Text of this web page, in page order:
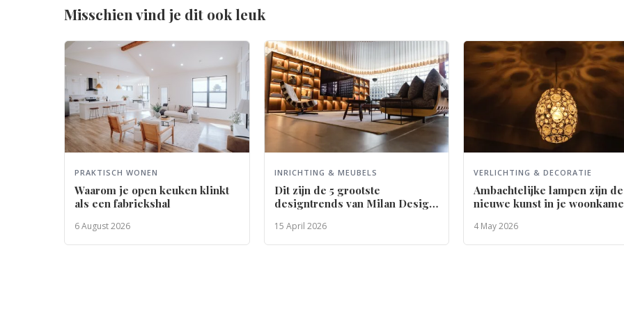
Misschien vind je dit ook leuk
PRAKTISCH WONEN
Waarom je open keuken klinkt
als een fabriekshal
6 August 2026
INRICHTING & MEUBELS
Dit zijn de 5 grootste
designtrends van Milan Design
15 April 2026
VERLICHTING & DECORATIE
Ambachtelijke lampen zijn de
nieuwe kunst in je
4 May 2026